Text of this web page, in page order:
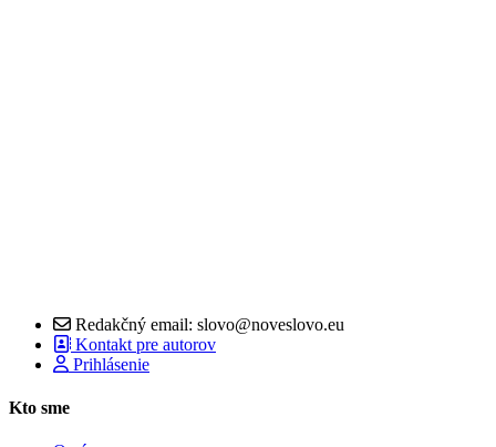
Redakčný email: slovo@noveslovo.eu
Kontakt pre autorov
Prihlásenie
Kto sme